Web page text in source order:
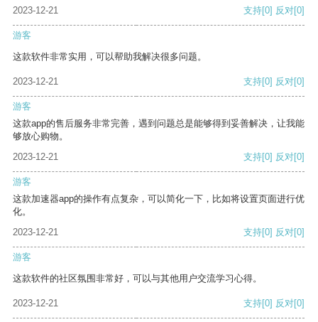
2023-12-21
支持[0] 反对[0]
游客
这款软件非常实用，可以帮助我解决很多问题。
2023-12-21 支持[0] 反对[0]
游客
这款app的售后服务非常完善，遇到问题总是能够得到妥善解决，让我能
够放心购物。
2023-12-21
支持[0] 反对[0]
游客
这款加速器app的操作有点复杂，可以简化一下，比如将设置页面进行优
化。
2023-12-21
支持[0] 反对[0]
游客
这款软件的社区氛围非常好，可以与其他用户交流学习心得。
2023-12-21 支持[0] 反对[0]